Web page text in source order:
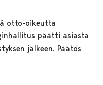
otto-oikeutta
päätti asiasta
jälkeen. Päätös